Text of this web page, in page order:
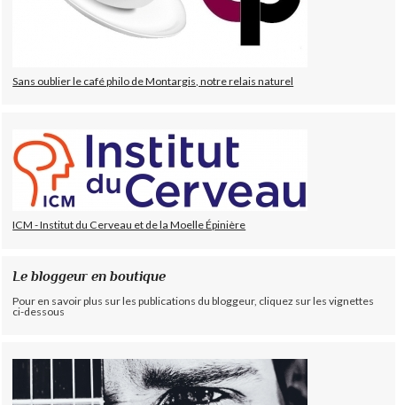
Sans oublier le café philo de Montargis, notre relais naturel
ICM - Institut du Cerveau et de la Moelle Épinière
Le bloggeur en boutique
Pour en savoir plus sur les publications du bloggeur, cliquez sur les vignettes
ci-dessous